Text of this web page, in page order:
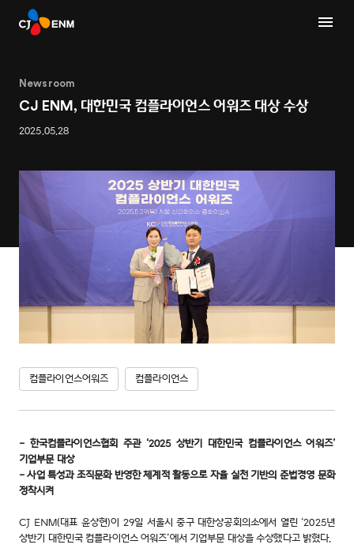
Newsroom
CJ ENM, 대한민국 컴플라이언스 어워즈 대상 수상
2025.05.28
컴플라이언스어워즈 컴플라이언스
- 한국컴플라이언스협회 주관 ‘2025 상반기 대한민국 컴플라이언스 어워즈’
기업부문 대상
- 사업 특성과 조직문화 반영한 체계적 활동으로 자율 실천 기반의 준법경영 문화
정착시켜
CJ ENM(대표 윤상현)이 29일 서울시 중구 대한상공회의소에서 열린 ‘2025년
상반기 대한민국 컴플라이언스 어워즈’에서 기업부문 대상을 수상했다고 밝혔다.